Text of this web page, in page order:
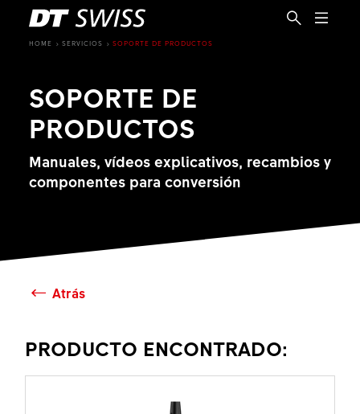
HOME SERVICIOS SOPORTE DE PRODUCTOS
SOPORTE DE
PRODUCTOS
Manuales, vídeos explicativos, recambios y
componentes para conversión
Atrás
PRODUCTO ENCONTRADO: